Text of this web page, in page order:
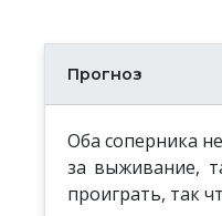
Прогноз
Оба соперника
за выживание,
проиграть, так